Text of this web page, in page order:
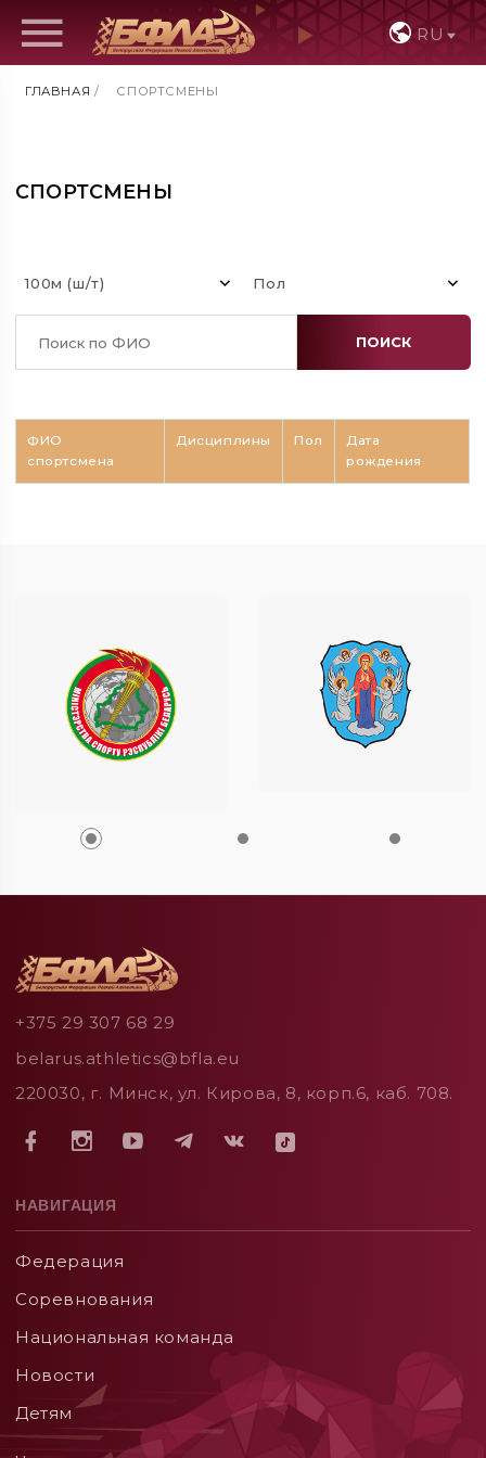
RU
ГЛАВНАЯ / СПОРТСМЕНЫ
СПОРТСМЕНЫ
100м (ш/т) Пол
ПОИСК
ФИО
спортсмена
Дисциплины Пол
Дата
рождения
+375 29 307 68 29
belarus.athletics@bfla.eu
220030, г. Минск, ул. Кирова, 8, корп.6, каб. 708.
НАВИГАЦИЯ
Федерация
Соревнования
Национальная команда
Новости
Детям